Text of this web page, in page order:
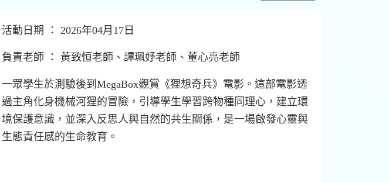
活動日期 ： 2026年04月17日
負責老師 ： 黃致恒老師 、 譚珮妤老師 、 董心亮老師
一眾學生於測驗後到MegaBox觀賞《狸想奇兵》電影。這部電影透
過主角化身機械河狸的冒險，引導學生學習跨物種同理心，建立環
境保護意識，並深入反思人與自然的共生關係，是一場啟發心靈與
生態責任感的生命教育。